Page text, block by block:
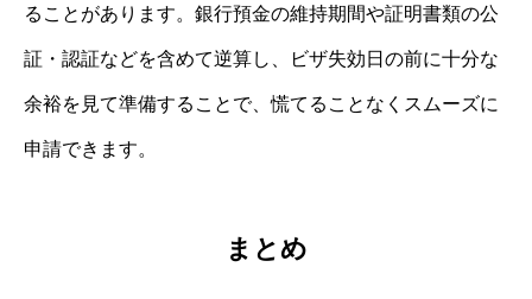
ることがあります。銀行預金の維持期間や証明書類の公
証・認証などを含めて逆算し、ビザ失効日の前に十分な
余裕を見て準備することで、慌てることなくスムーズに
申請できます。
まとめ